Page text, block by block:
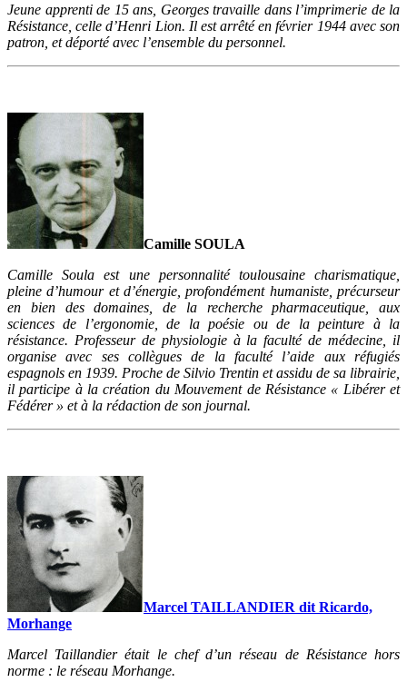
Jeune apprenti de 15 ans, Georges travaille dans l’imprimerie de la
Résistance, celle d’Henri Lion. Il est arrêté en février 1944 avec son
patron, et déporté avec l’ensemble du personnel.
Camille SOULA
Camille Soula est une personnalité toulousaine charismatique,
pleine d’humour et d’énergie, profondément humaniste, précurseur
en bien des domaines, de la recherche pharmaceutique, aux
sciences de l’ergonomie, de la poésie ou de la peinture à la
résistance. Professeur de physiologie à la faculté de médecine, il
organise avec ses collègues de la faculté l’aide aux réfugiés
espagnols en 1939. Proche de Silvio Trentin et assidu de sa librairie,
il participe à la création du Mouvement de Résistance « Libérer et
Fédérer » et à la rédaction de son journal.
Marcel TAILLANDIER dit Ricardo,
Morhange
Marcel Taillandier était le chef d’un réseau de Résistance hors
norme : le réseau Morhange.